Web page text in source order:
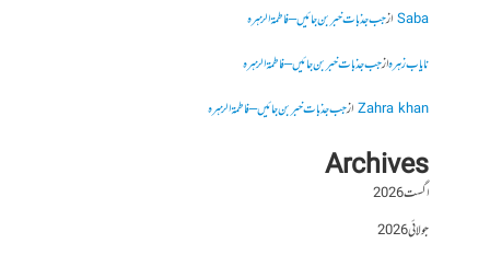
Sabaازجب جذبات خبر بن جائیں – فاطمۃالزہرہ
نایاب زہرہازجب جذبات خبر بن جائیں – فاطمۃالزہرہ
Zahra khanازجب جذبات خبر بن جائیں – فاطمۃالزہرہ
Archives
اگست 2026
جولائی 2026